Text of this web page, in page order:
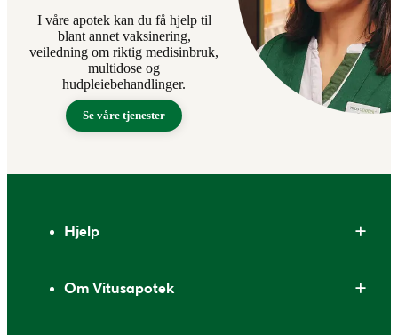
I våre apotek kan du få hjelp til
blant annet vaksinering,
veiledning om riktig medisinbruk,
multidose og
hudpleiebehandlinger.
Se våre tjenester
Hjelp
Om Vitusapotek